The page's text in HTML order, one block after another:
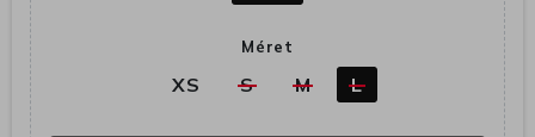
Méret
XS S M L